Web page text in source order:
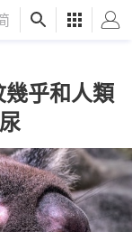
乎和人類